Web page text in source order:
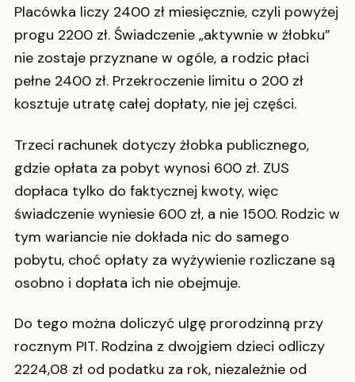
Placówka liczy 2400 zł miesięcznie, czyli powyżej
progu 2200 zł. Świadczenie „aktywnie w żłobku”
nie zostaje przyznane w ogóle, a rodzic płaci
pełne 2400 zł. Przekroczenie limitu o 200 zł
kosztuje utratę całej dopłaty, nie jej części.
Trzeci rachunek dotyczy żłobka publicznego,
gdzie opłata za pobyt wynosi 600 zł. ZUS
dopłaca tylko do faktycznej kwoty, więc
świadczenie wyniesie 600 zł, a nie 1500. Rodzic w
tym wariancie nie dokłada nic do samego
pobytu, choć opłaty za wyżywienie rozliczane są
osobno i dopłata ich nie obejmuje.
Do tego można doliczyć ulgę prorodzinną przy
rocznym PIT. Rodzina z dwojgiem dzieci odliczy
2224,08 zł od podatku za rok, niezależnie od